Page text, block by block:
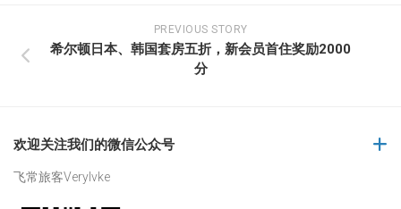
PREVIOUS STORY
希尔顿日本、韩国套房五折，新会员首住奖励2000
分
欢迎关注我们的微信公众号
飞常旅客Verylvke